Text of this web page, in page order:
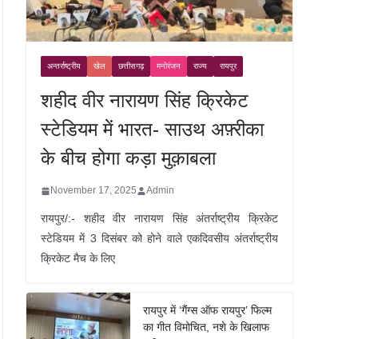
अन्तर्राष्ट्रीय खेल छत्तीसगढ़ मनोरंजन राज्य रायपुर
शहीद वीर नारायण सिंह क्रिकेट
स्टेडियम में भारत- साउथ अफ़्रीका
के बीच होगा कड़ा मुक़ाबला
November 17, 2025 Admin
रायपुर/:- शहीद वीर नारायण सिंह अंतर्राष्ट्रीय क्रिकेट
स्टेडियम में 3 दिसंबर को होने वाले एकदिवसीय अंतर्राष्ट्रीय
क्रिकेट मैच के लिए
रायपुर में ‘गैंग्स ऑफ रायपुर’ फिल्म
का गीत विमोचित, नशे के खिलाफ